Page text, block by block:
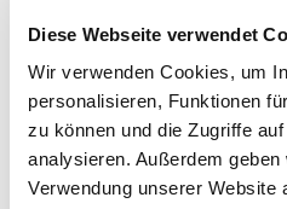
Diese Webseite verwendet
Wir verwenden Cookies, um
personalisieren, Funktionen
zu können und die Zugriffe
analysieren. Außerdem
Verwendung unserer Website
Versicherungsvermittlung
Telefon:
Fax: 0800
E-Mail: